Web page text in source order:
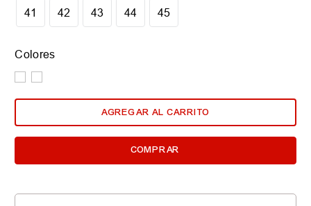
41 42 43 44 45
Colores
AGREGAR AL CARRITO
COMPRAR